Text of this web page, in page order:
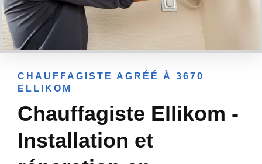
CHAUFFAGISTE AGRÉÉ À 3670
ELLIKOM
Chauffagiste Ellikom -
Installation et